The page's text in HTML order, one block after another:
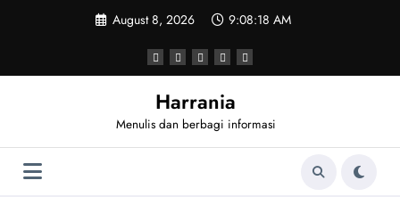
August 8, 2026 9:08:18 AM
Harrania
Menulis dan berbagi informasi